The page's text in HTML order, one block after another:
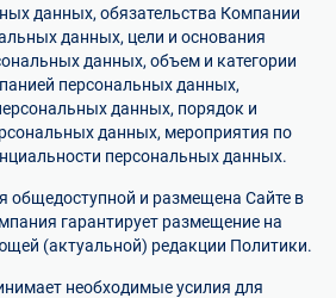
данных, обязательства Компании
данных, цели и основания
данных, объем и категории
персональных данных,
данных, порядок и
данных, мероприятия по
персональных данных.
общедоступной и размещена Сайте в
гарантирует размещение на
(актуальной) редакции Политики.
необходимые усилия для